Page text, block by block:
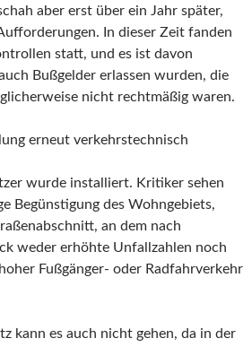
aber erst über ein Jahr später,
In dieser Zeit fanden
statt, und es ist davon
Bußgelder erlassen wurden, die
nicht rechtmäßig waren.
erneut verkehrstechnisch
wurde installiert. Kritiker sehen
Begünstigung des Wohngebiets,
an dem nach
weder erhöhte Unfallzahlen noch
Fußgänger- oder Radfahrverkehr
kann es auch nicht gehen, da in der